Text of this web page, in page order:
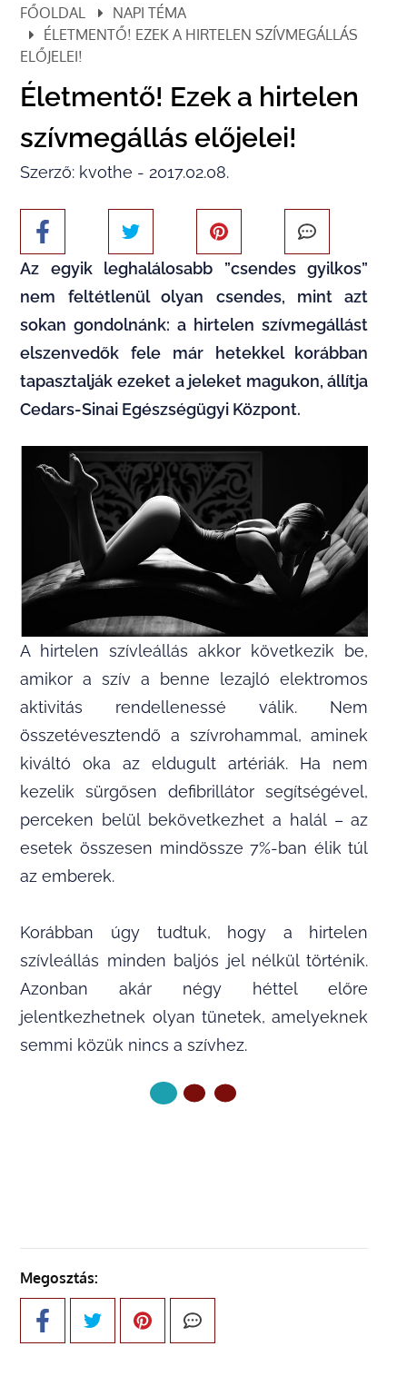
FŐOLDAL
NAPI TÉMA
ÉLETMENTŐ! EZEK A HIRTELEN SZÍVMEGÁLLÁS
ELŐJELEI!
Életmentő! Ezek a hirtelen
szívmegállás előjelei!
Szerző: kvothe - 2017.02.08.
Az egyik leghalálosabb ”csendes gyilkos”
nem feltétlenül olyan csendes, mint azt
sokan gondolnánk: a hirtelen szívmegállást
elszenvedők fele már hetekkel korábban
tapasztalják ezeket a jeleket magukon, állítja
Cedars-Sinai Egészségügyi Központ.
A hirtelen szívleállás akkor következik be,
amikor a szív a benne lezajló elektromos
aktivitás rendellenessé válik. Nem
összetévesztendő a szívrohammal, aminek
kiváltó oka az eldugult artériák. Ha nem
kezelik sürgősen defibrillátor segítségével,
perceken belül bekövetkezhet a halál – az
esetek összesen mindössze 7%-ban élik túl
az emberek.
Korábban úgy tudtuk, hogy a hirtelen
szívleállás minden baljós jel nélkül történik.
Azonban akár négy héttel előre
jelentkezhetnek olyan tünetek, amelyeknek
semmi közük nincs a szívhez.
Megosztás: